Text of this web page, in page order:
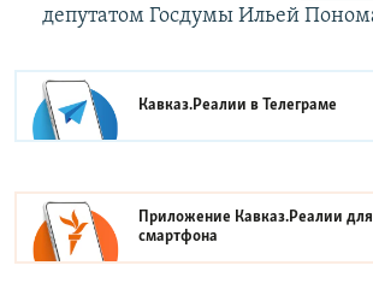
депутатом Госдумы Ильей
Кавказ.Реалии вТелеграме
Приложение Кавказ.Реалии
смартфона